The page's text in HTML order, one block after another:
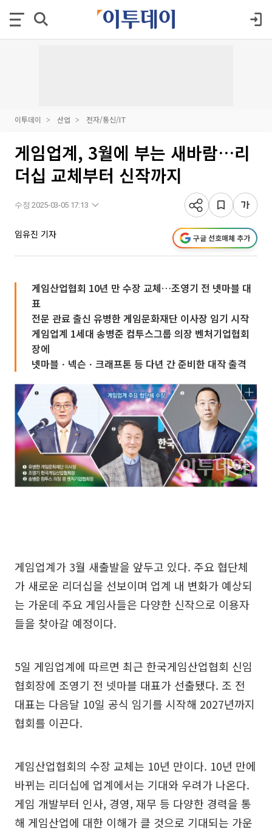
이투데이 산업 전자/통신/IT
게임업계, 3월에 부는 새바람…리
더십 교체부터 신작까지
수정 2025-03-05 17:13
임유진 기자 구글 선호매체 추가
게임산업협회 10년 만 수장 교체…조영기 전 넷마블 대
표
전문 관료 출신 유병한 게임문화재단 이사장 임기 시작
게임업계 1세대 송병준 컴투스그룹 의장 벤처기업협회
장에
넷마블ㆍ넥슨ㆍ크래프톤 등 다년 간 준비한 대작 출격
게임업계가 3월 새출발을 앞두고 있다. 주요 협단체
가 새로운 리더십을 선보이며 업계 내 변화가 예상되
는 가운데 주요 게임사들은 다양한 신작으로 이용자
들을 찾아갈 예정이다.
5일 게임업계에 따르면 최근 한국게임산업협회 신임
협회장에 조영기 전 넷마블 대표가 선출됐다. 조 전
대표는 다음달 10일 공식 임기를 시작해 2027년까지
협회를 이끈다.
게임산업협회의 수장 교체는 10년 만이다. 10년 만에
바뀌는 리더십에 업계에서는 기대와 우려가 나온다.
게임 개발부터 인사, 경영, 재무 등 다양한 경력을 통
해 게임산업에 대한 이해가 클 것으로 기대되는 가운